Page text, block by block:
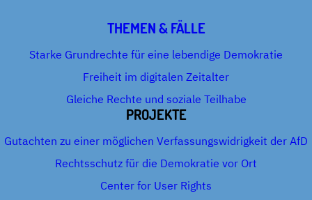
THEMEN & FÄLLE
Starke Grundrechte für eine lebendige Demokratie
Freiheit im digitalen Zeitalter
Gleiche Rechte und soziale Teilhabe
PROJEKTE
Gutachten zu einer möglichen Verfassungswidrigkeit der AfD
Rechtsschutz für die Demokratie vor Ort
Center for User Rights